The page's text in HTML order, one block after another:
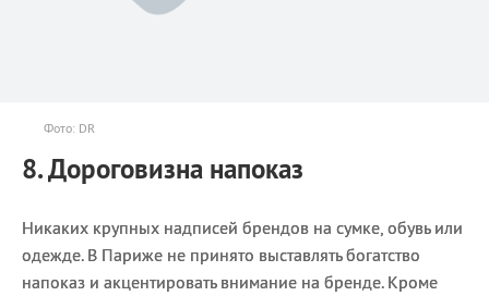
Фото: DR
8. Дороговизна напоказ
Никаких крупных надписей брендов на сумке, обувь или
одежде. В Париже не принято выставлять богатство
напоказ и акцентировать внимание на бренде. Кроме